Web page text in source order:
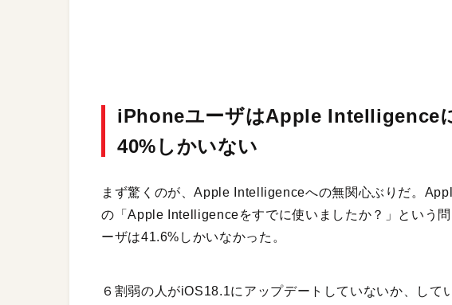
iPhoneユーザはApple Intelligence
40%しかいない
まず驚くのが、Apple Intelligenceへの無関心ぶりだ。
の「Apple Intelligenceをすでに使いましたか？」という
ーザは41.6%しかいなかった。
６割弱の人がiOS18.1にアップデートしていないか、し